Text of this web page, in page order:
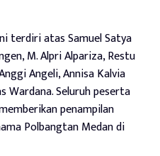
terdiri atas Samuel Satya
M. Alpri Alpariza, Restu
Angeli, Annisa Kalvia
Wardana. Seluruh peserta
penampilan
Polbangtan Medan di